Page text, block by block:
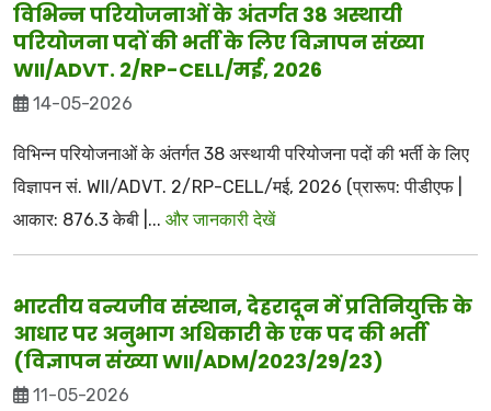
विभिन्न परियोजनाओं के अंतर्गत 38 अस्थायी
परियोजना पदों की भर्ती के लिए विज्ञापन संख्या
WII/ADVT. 2/RP-CELL/मई, 2026
14-05-2026
विभिन्न परियोजनाओं के अंतर्गत 38 अस्थायी परियोजना पदों की भर्ती के लिए
विज्ञापन सं. WII/ADVT. 2/RP-CELL/मई, 2026 (प्रारूप: पीडीएफ |
आकार: 876.3 केबी |... और जानकारी देखें
भारतीय वन्यजीव संस्थान, देहरादून में प्रतिनियुक्ति के
आधार पर अनुभाग अधिकारी के एक पद की भर्ती
(विज्ञापन संख्या WII/ADM/2023/29/23)
11-05-2026